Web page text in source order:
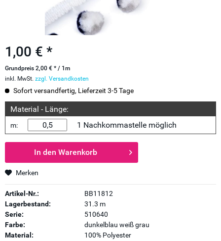
1,00 € *
Grundpreis 2,00 € * / 1m
inkl. MwSt. zzgl. Versandkosten
Sofort versandfertig, Lieferzeit 3-5 Tage
Material - Länge:
m: 1 Nachkommastelle möglich
In den Warenkorb
Merken
Artikel-Nr.:
BB11812
Lagerbestand:
31.3 m
Serie:
510640
Farbe:
dunkelblau weiß grau
Material:
100% Polyester